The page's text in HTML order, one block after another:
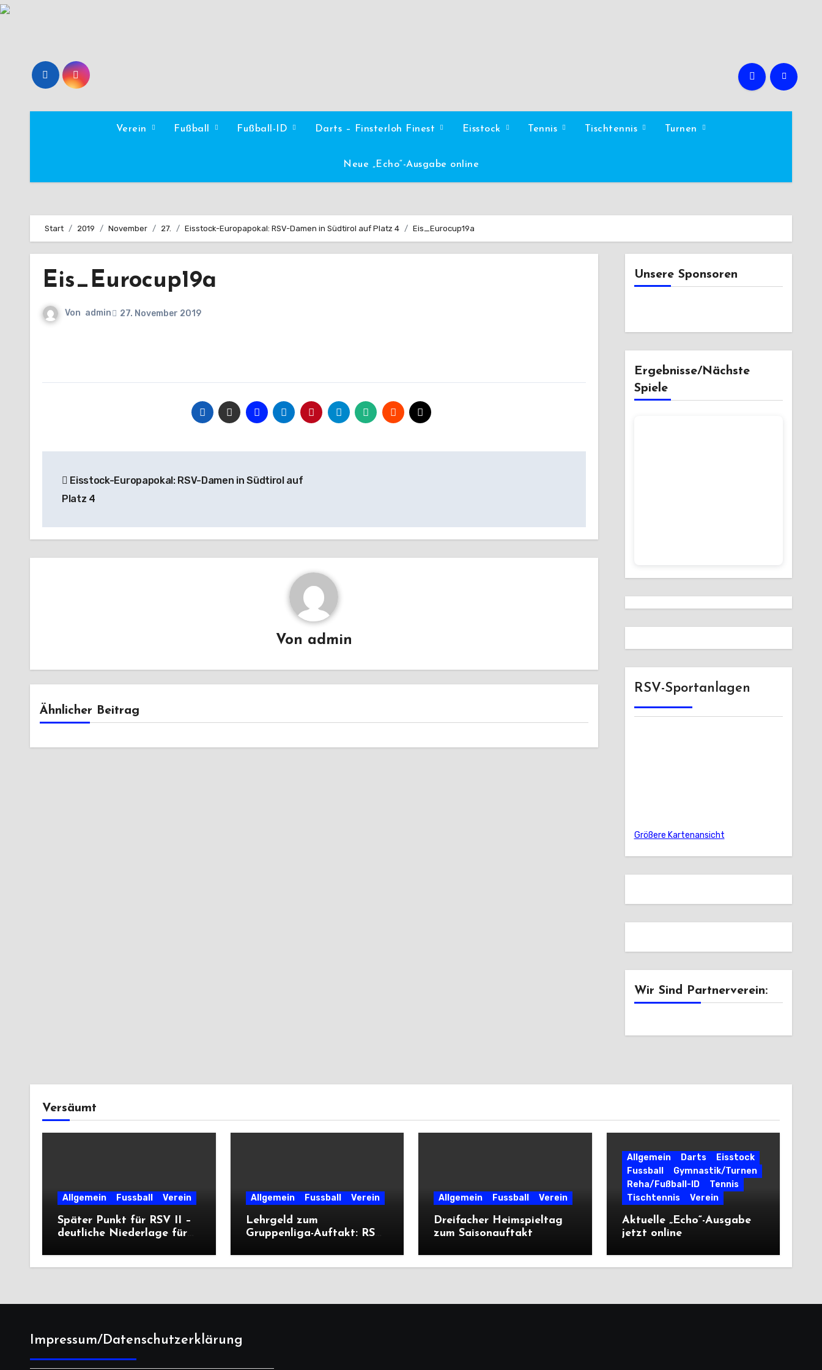
Zum
Verein Fußball Fußball-ID Darts – Finsterloh Finest Eisstock Tennis Tischtennis Turnen
Neue „Echo“-Ausgabe online
Start 2019 November 27. Eisstock-Europapokal: RSV-Damen in Südtirol auf Platz 4 Eis_Eurocup19a
Eis_Eurocup19a
Von admin 27. November 2019
Eisstock-Europapokal: RSV-Damen in Südtirol auf
Platz 4
Von admin
Ähnlicher Beitrag
Unsere Sponsoren
Ergebnisse/Nächste
Spiele
RSV-Sportanlagen
Größere Kartenansicht
Wir Sind Partnerverein:
Versäumt
Allgemein Fussball Verein
Später Punkt für RSV II –
deutliche Niederlage für
Allgemein Fussball Verein
Lehrgeld zum
Gruppenliga-Auftakt: RSV
deutlich
Allgemein Fussball Verein
Dreifacher Heimspieltag
zum Saisonauftakt
Allgemein Darts
Eisstock
Fussball
Gymnastik/Turnen
Reha/Fußball-ID
Tennis
Tischtennis
Verein
Aktuelle „Echo“-Ausgabe
jetzt online
Impressum/Datenschutzerklärung